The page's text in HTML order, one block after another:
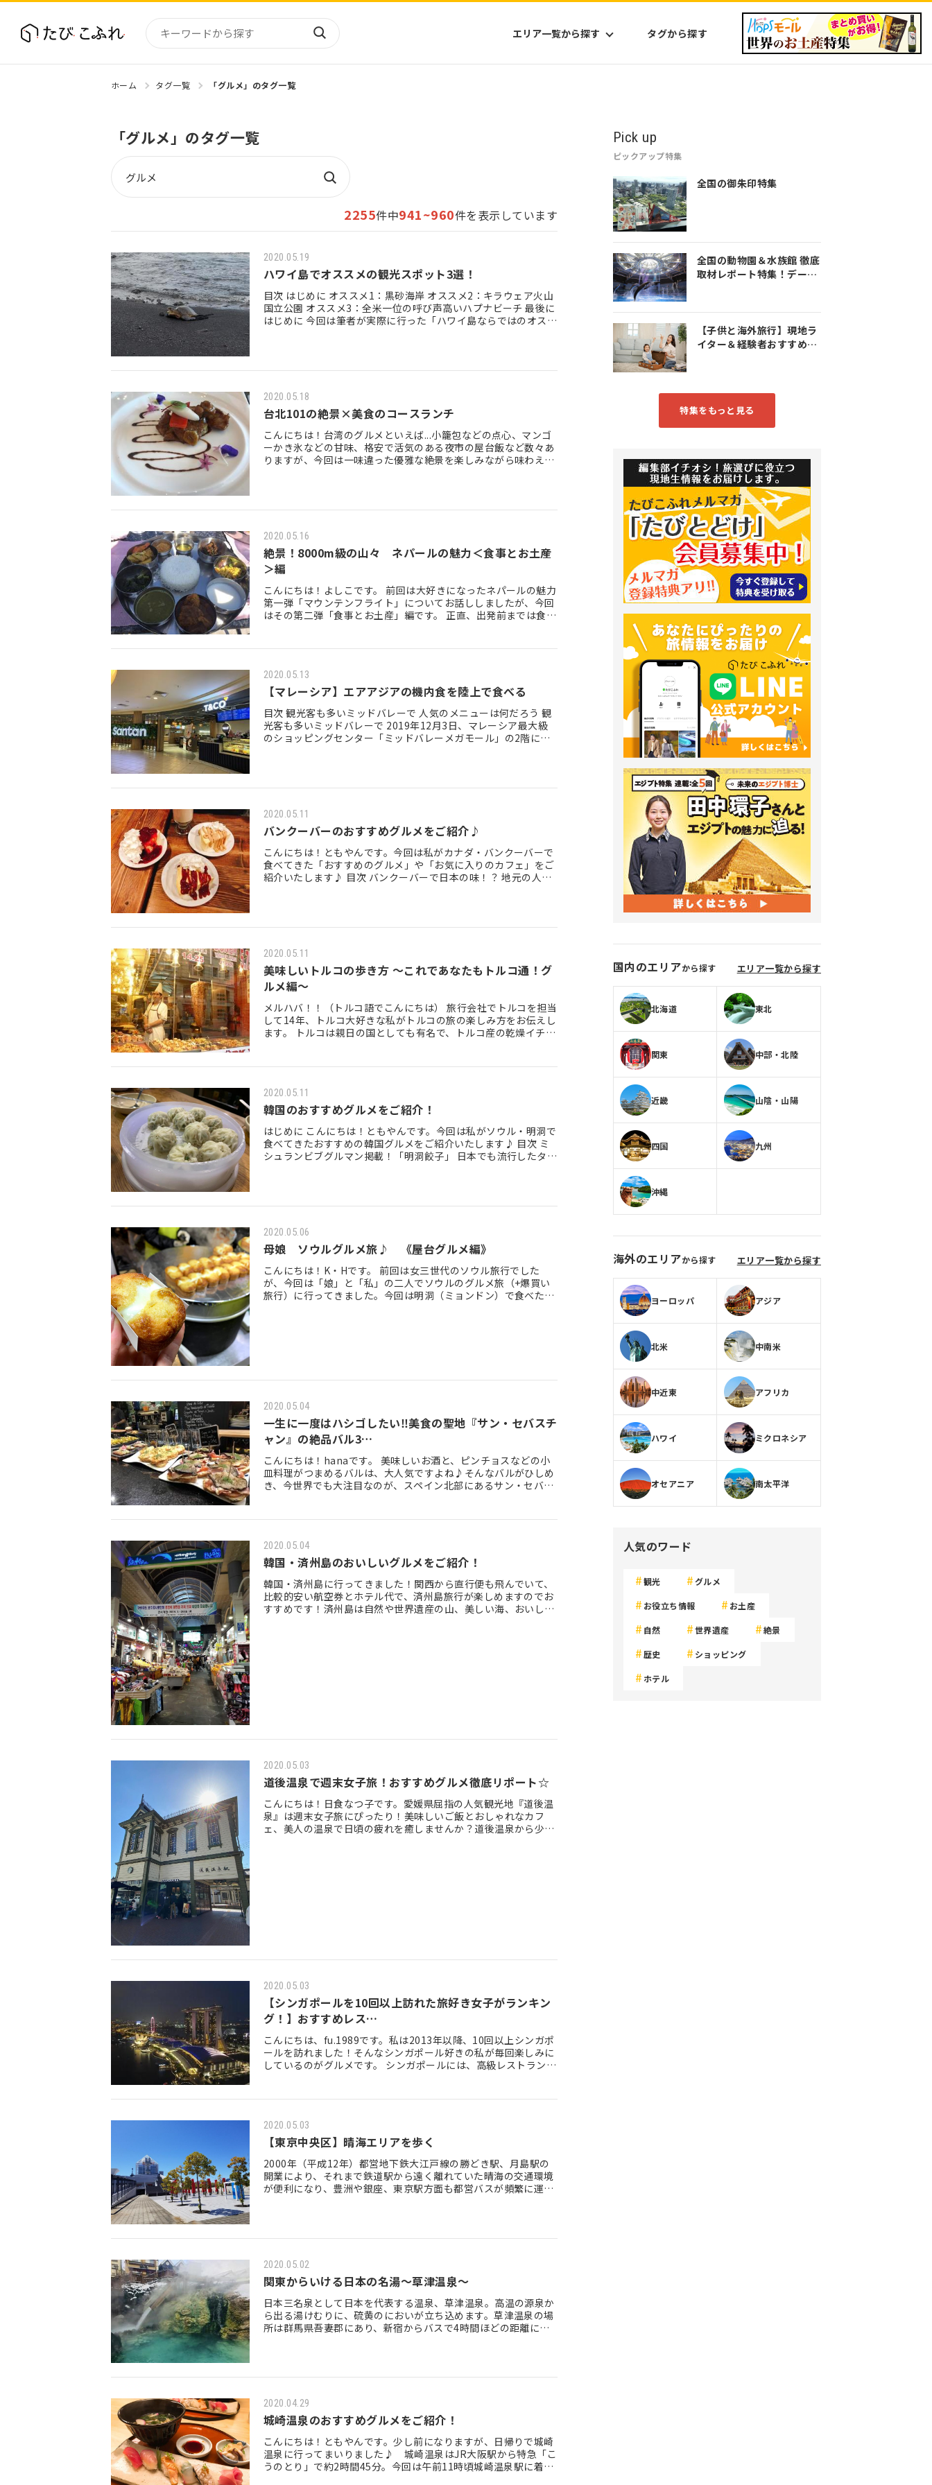
エリア一覧から探す タグから探す
関東
近畿
ホーム タグ一覧 「グルメ」のタグ一覧
「グルメ」のタグ一覧
2255件中941~960件を表示しています
2020.05.19
ハワイ島でオススメの観光スポット3選！
目次 はじめに オススメ1：黒砂海岸 オススメ2：キラウェア火山
国立公園 オススメ3：全米一位の呼び声高いハプナビーチ 最後に
はじめに 今回は筆者が実際に行った「ハワイ島ならではのオスス
2020.05.18
台北101の絶景×美食のコースランチ
こんにちは！台湾のグルメといえば...小籠包などの点心、マンゴ
ーかき氷などの甘味、格安で活気のある夜市の屋台飯など数々あ
りますが、今回は一味違った優雅な絶景を楽しみながら味わえる
2020.05.16
絶景！8000m級の山々 ネパールの魅力＜食事とお土産
＞編
こんにちは！よしこです。 前回は大好きになったネパールの魅力
第一弾「マウンテンフライト」についてお話ししましたが、今回
はその第二弾「食事とお土産」編です。 正直、出発前までは食事
2020.05.13
【マレーシア】エアアジアの機内食を陸上で食べる
目次 観光客も多いミッドバレーで 人気のメニューは何だろう 観
光客も多いミッドバレーで 2019年12月3日、マレーシア最大級
のショッピングセンター「ミッドバレーメガモール」の2階にエ
2020.05.11
バンクーバーのおすすめグルメをご紹介♪
こんにちは！ともやんです。今回は私がカナダ・バンクーバーで
食べてきた「おすすめのグルメ」や「お気に入りのカフェ」をご
紹介いたします♪ 目次 バンクーバーで日本の味！？ 地元の人が
2020.05.11
美味しいトルコの歩き方 ～これであなたもトルコ通！グ
ルメ編～
メルハバ！！（トルコ語でこんにちは） 旅行会社でトルコを担当
して14年、トルコ大好きな私がトルコの旅の楽しみ方をお伝えし
ます。 トルコは親日の国としても有名で、トルコ産の乾燥イチジ
2020.05.11
韓国のおすすめグルメをご紹介！
はじめに こんにちは！ともやんです。今回は私がソウル・明洞で
食べてきたおすすめの韓国グルメをご紹介いたします♪ 目次 ミ
シュランビブグルマン掲載！「明洞餃子」 日本でも流行したタッ
2020.05.06
母娘 ソウルグルメ旅♪ 《屋台グルメ編》
こんにちは！K・Hです。 前回は女三世代のソウル旅行でした
が、今回は「娘」と「私」の二人でソウルのグルメ旅（+爆買い
旅行）に行ってきました。今回は明洞（ミョンドン）で食べた
2020.05.04
一生に一度はハシゴしたい‼美食の聖地『サン・セバスチ
ャン』の絶品バル3…
こんにちは！hanaです。 美味しいお酒と、ピンチョスなどの小
皿料理がつまめるバルは、大人気ですよね♪そんなバルがひしめ
き、今世界でも大注目なのが、スペイン北部にあるサン・セバス
2020.05.04
韓国・済州島のおいしいグルメをご紹介！
韓国・済州島に行ってきました！関西から直行便も飛んでいて、
比較的安い航空券とホテル代で、済州島旅行が楽しめますのでお
すすめです！済州島は自然や世界遺産の山、美しい海、おいしい
2020.05.03
道後温泉で週末女子旅！おすすめグルメ徹底リポート☆
こんにちは！日食なつ子です。愛媛県屈指の人気観光地『道後温
泉』は週末女子旅にぴったり！美味しいご飯とおしゃれなカフ
ェ、美人の温泉で日頃の疲れを癒しませんか？道後温泉から少し
2020.05.03
【シンガポールを10回以上訪れた旅好き女子がランキン
グ！】おすすめレス…
こんにちは、fu.1989です。私は2013年以降、10回以上シンガポ
ールを訪れました！そんなシンガポール好きの私が毎回楽しみに
しているのがグルメです。 シンガポールには、高級レストランか
2020.05.03
【東京中央区】晴海エリアを歩く
2000年（平成12年）都営地下鉄大江戸線の勝どき駅、月島駅の
開業により、それまで鉄道駅から遠く離れていた晴海の交通環境
が便利になり、豊洲や銀座、東京駅方面も都営バスが頻繁に運行
2020.05.02
関東からいける日本の名湯～草津温泉～
日本三名泉として日本を代表する温泉、草津温泉。高温の源泉か
ら出る湯けむりに、硫黄のにおいが立ち込めます。草津温泉の場
所は群馬県吾妻郡にあり、新宿からバスで4時間ほどの距離にあ
2020.04.29
城崎温泉のおすすめグルメをご紹介！
こんにちは！ともやんです。少し前になりますが、日帰りで城崎
温泉に行ってまいりました♪ 城崎温泉はJR大阪駅から特急「こ
うのとり」で約2時間45分。今回は午前11時頃城崎温泉駅に着
Pick up
ピックアップ特集
全国の御朱印特集
全国の動物園＆水族館 徹底
取材レポート特集！デート
【子供と海外旅行】現地ラ
イター＆経験者おすすめス
特集をもっと見る
国内のエリアから探す エリア一覧から探す
北海道 東北
関東 中部・北陸
近畿 山陰・山陽
四国 九州
沖縄
海外のエリアから探す エリア一覧から探す
ヨーロッパ アジア
北米 中南米
中近東 アフリカ
ハワイ ミクロネシア
オセアニア 南太平洋
人気のワード
観光 グルメ
お役立ち情報 お土産
自然 世界遺産 絶景
歴史 ショッピング
ホテル